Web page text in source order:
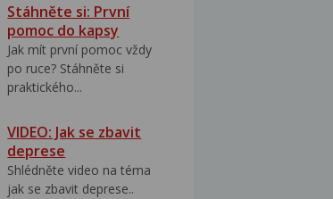
Stáhněte si: První
pomoc do kapsy
Jak mít první pomoc vždy
po ruce? Stáhněte si
praktického...
VIDEO: Jak se zbavit
deprese
Shlédněte video na téma
jak se zbavit deprese..